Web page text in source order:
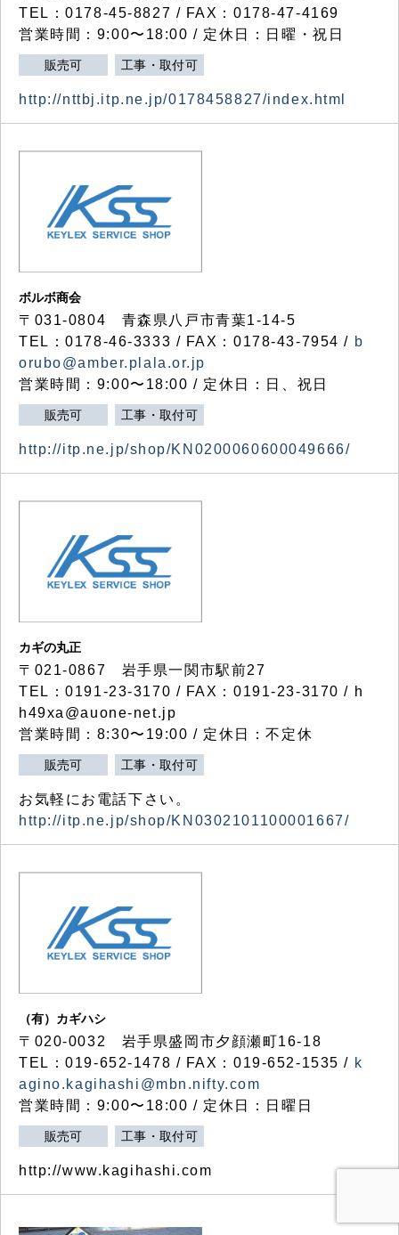
TEL：0178-45-8827 / FAX：0178-47-4169
営業時間：9:00〜18:00 / 定休日：日曜・祝日
販売可 工事・取付可
http://nttbj.itp.ne.jp/0178458827/index.html
ボルボ商会
〒031-0804 青森県八戸市青葉1-14-5
TEL：0178-46-3333 / FAX：0178-43-7954 / b
orubo@amber.plala.or.jp
営業時間：9:00〜18:00 / 定休日：日、祝日
販売可 工事・取付可
http://itp.ne.jp/shop/KN0200060600049666/
カギの丸正
〒021-0867 岩手県一関市駅前27
TEL：0191-23-3170 / FAX：0191-23-3170 / h
h49xa@auone-net.jp
営業時間：8:30〜19:00 / 定休日：不定休
販売可 工事・取付可
お気軽にお電話下さい。
http://itp.ne.jp/shop/KN0302101100001667/
（有）カギハシ
〒020-0032 岩手県盛岡市夕顔瀬町16-18
TEL：019-652-1478 / FAX：019-652-1535 / k
agino.kagihashi@mbn.nifty.com
営業時間：9:00〜18:00 / 定休日：日曜日
販売可 工事・取付可
http://www.kagihashi.com